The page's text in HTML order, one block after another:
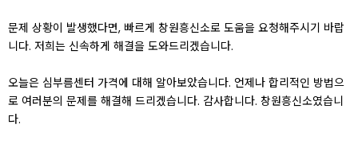
문제 상황이 발생했다면, 빠르게 창원흥신소로 도움을 요청해주시기 바랍
니다. 저희는 신속하게 해결을 도와드리겠습니다.
오늘은 심부름센터 가격에 대해 알아보았습니다. 언제나 합리적인 방법으
로 여러분의 문제를 해결해 드리겠습니다. 감사합니다. 창원흥신소였습니
다.